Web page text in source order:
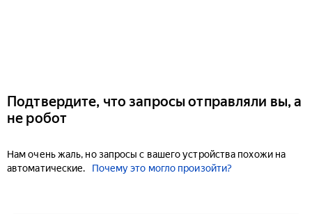
Подтвердите, что запросы отправляли вы, а
не робот
Нам очень жаль, но запросы с вашего устройства похожи на
автоматические.
Почему это могло произойти?